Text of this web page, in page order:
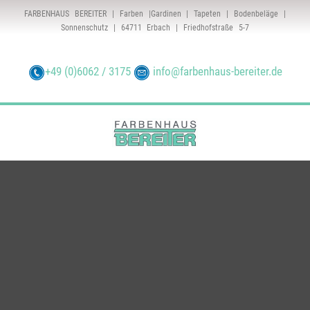
FARBENHAUS BEREITER | Farben |Gardinen | Tapeten | Bodenbeläge |
Sonnenschutz | 64711 Erbach | Friedhofstraße 5-7
+49 (0)6062 / 3175 info@farbenhaus-bereiter.de